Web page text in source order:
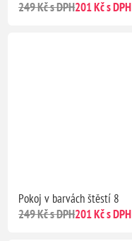
249 Kč s DPH201 Kč s DPH
Pokoj v barvách štěstí 8
249 Kč s DPH201 Kč s DPH